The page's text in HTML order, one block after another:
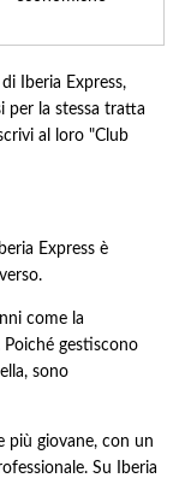
Iberia Express,
per la stessa tratta
al loro "Club
Express è
come la
Poiché gestiscono
sono
più giovane, con un
Su Iberia